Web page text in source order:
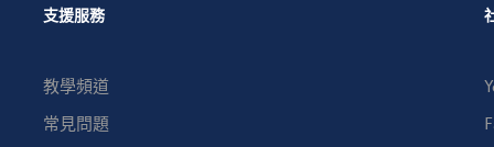
支援服務
教學頻道
常見問題